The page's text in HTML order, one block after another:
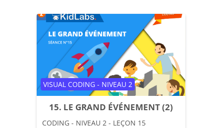
15. LE GRAND ÉVÉNEMENT (2)
Catégorie de cours
VISUAL CODING - NIVEAU 2
CODING - NIVEAU 2 - LEÇON 15